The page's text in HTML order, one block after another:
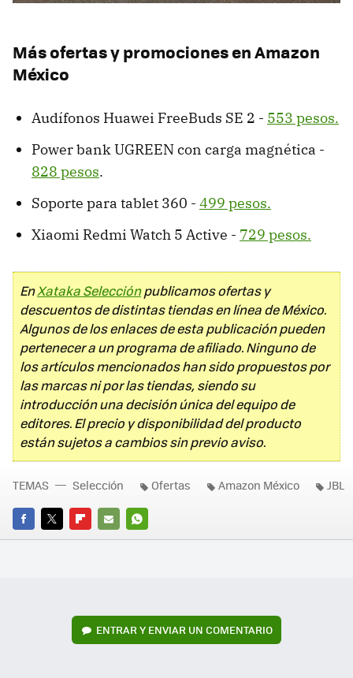
Más ofertas y promociones en Amazon
México
Audífonos Huawei FreeBuds SE 2 - 553 pesos.
Power bank UGREEN con carga magnética -
828 pesos.
Soporte para tablet 360 - 499 pesos.
Xiaomi Redmi Watch 5 Active - 729 pesos.
EnXataka Selecciónpublicamos ofertas y
descuentos de distintas tiendas en línea de México.
Algunos de los enlaces de esta publicación pueden
pertenecer a un programa de afiliado. Ninguno de
los artículos mencionados han sido propuestos por
las marcas ni por las tiendas, siendo su
introducción una decisión única del equipo de
editores. El precio y disponibilidad del producto
están sujetos a cambios sin previo aviso.
FACEBOOK
TWITTERFLIPBOARD
E-
WHATSAPP
TEMAS Selección Ofertas Amazon México JBL
ENTRAR Y ENVIAR UN COMENTARIO